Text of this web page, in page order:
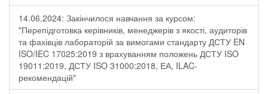
14.06.2024: Закінчилося навчання за курсом:
"Перепідготовка керівників, менеджерів з якості, аудиторів
та фахівців лабораторій за вимогами стандарту ДСТУ EN
ISO/IEC 17025:2019 з врахуванням положень ДСТУ ISO
19011:2019, ДСТУ ISO 31000:2018, ЕА, ILAC-
рекомендацій"